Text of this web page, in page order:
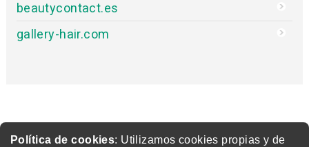
Política de cookies: Utilizamos cookies propias y de
beautycontact.es
gallery-hair.com